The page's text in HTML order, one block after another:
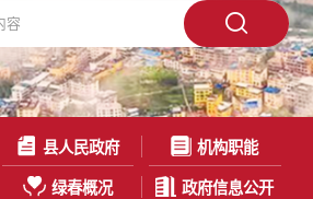
县人民政府 机构职能
绿春概况 政府信息公开